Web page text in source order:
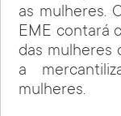
as mulheres.
EME contará
das mulheres
a
mulheres.